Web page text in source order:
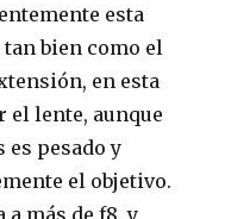
esta
bien como el
en esta
el lente, aunque
pesado y
el objetivo.
más de f8, y